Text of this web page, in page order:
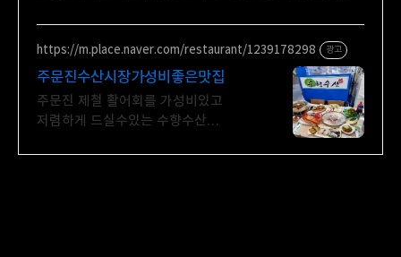
https://m.place.naver.com/restaurant/1239178298 광고
주문진수산시장가성비좋은맛집
주문진 제철 활어회를 가성비있고
저렴하게 드실수있는 수향수산